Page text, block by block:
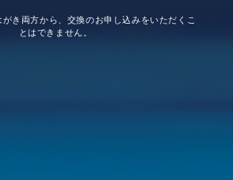
き両方から、交換のお申し込みをいただくこ
とはできません。